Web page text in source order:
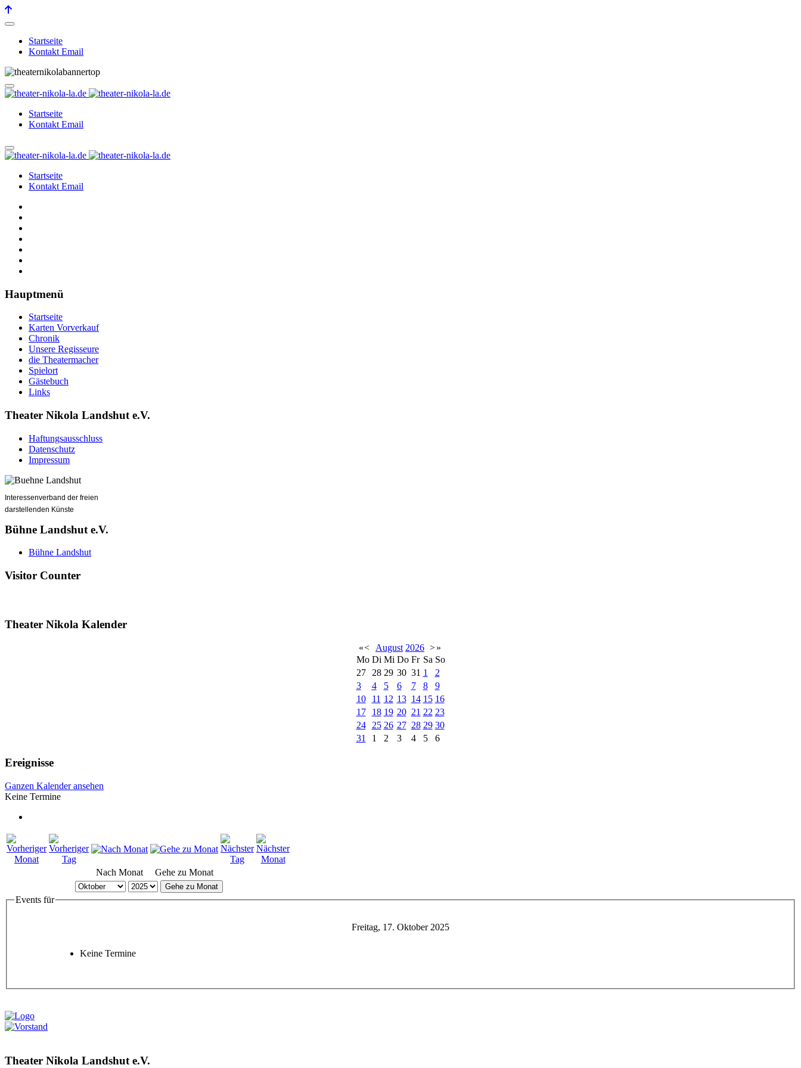
Startseite
Kontakt Email
Startseite
Kontakt Email
Startseite
Kontakt Email
Hauptmenü
Startseite
Karten Vorverkauf
Chronik
Unsere Regisseure
die Theatermacher
Spielort
Gästebuch
Links
Theater Nikola Landshut e.V.
Haftungsausschluss
Datenschutz
Impressum
Interessenverband der freien
darstellenden Künste
Bühne Landshut e.V.
Bühne Landshut
Visitor Counter
Theater Nikola Kalender
«< August 2026 >»
Mo Di Mi Do Fr Sa So
27
28 29 30 31 1
2
3
4 5 6 7 8
9
10
11 12 13 14 15 16
17
18 19 20 21 22 23
24
25 26 27 28 29 30
31
1 2 3 4 5 6
Ereignisse
Ganzen Kalender ansehen
Keine Termine
Nach Monat Gehe zu Monat
Gehe zu Monat
Events für
Freitag, 17. Oktober 2025
Keine Termine
Theater Nikola Landshut e.V.